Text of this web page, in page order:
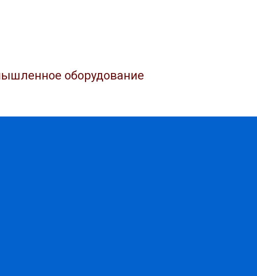
оборудование